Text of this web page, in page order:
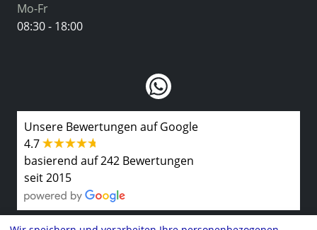
Mo-Fr
08:30 - 18:00
Unsere Bewertungen auf Google
4.7
basierend auf 242 Bewertungen
seit 2015